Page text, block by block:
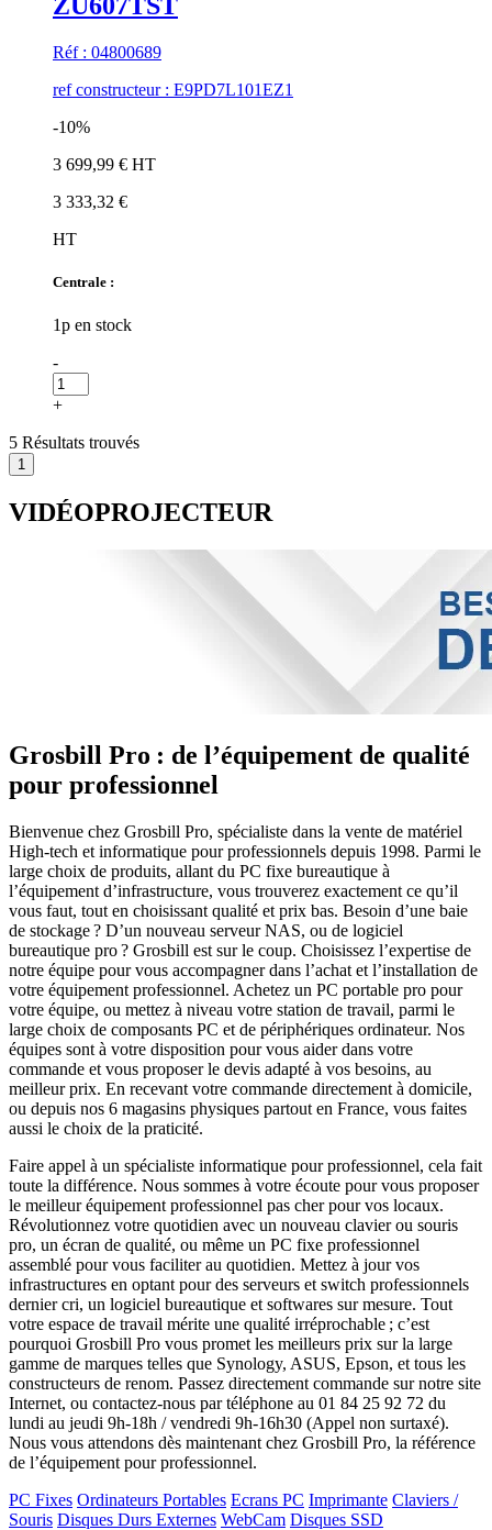
Réf : 04800689
ref constructeur : E9PD7L101EZ1
-10%
3 699,99 € HT
3 333,32 €
HT
Centrale :
1p en stock
-
+
5 Résultats trouvés
VIDÉOPROJECTEUR
Grosbill Pro : de l’équipement de qualité
pour professionnel
Bienvenue chez Grosbill Pro, spécialiste dans la vente de matériel
High-tech et informatique pour professionnels depuis 1998. Parmi le
large choix de produits, allant du PC fixe bureautique à
l’équipement d’infrastructure, vous trouverez exactement ce qu’il
vous faut, tout en choisissant qualité et prix bas. Besoin d’une baie
de stockage ? D’un nouveau serveur NAS, ou de logiciel
bureautique pro ? Grosbill est sur le coup. Choisissez l’expertise de
notre équipe pour vous accompagner dans l’achat et l’installation de
votre équipement professionnel. Achetez un PC portable pro pour
votre équipe, ou mettez à niveau votre station de travail, parmi le
large choix de composants PC et de périphériques ordinateur. Nos
équipes sont à votre disposition pour vous aider dans votre
commande et vous proposer le devis adapté à vos besoins, au
meilleur prix. En recevant votre commande directement à domicile,
ou depuis nos 6 magasins physiques partout en France, vous faites
aussi le choix de la praticité.
Faire appel à un spécialiste informatique pour professionnel, cela fait
toute la différence. Nous sommes à votre écoute pour vous proposer
le meilleur équipement professionnel pas cher pour vos locaux.
Révolutionnez votre quotidien avec un nouveau clavier ou souris
pro, un écran de qualité, ou même un PC fixe professionnel
assemblé pour vous faciliter au quotidien. Mettez à jour vos
infrastructures en optant pour des serveurs et switch professionnels
dernier cri, un logiciel bureautique et softwares sur mesure. Tout
votre espace de travail mérite une qualité irréprochable ; c’est
pourquoi Grosbill Pro vous promet les meilleurs prix sur la large
gamme de marques telles que Synology, ASUS, Epson, et tous les
constructeurs de renom. Passez directement commande sur notre site
Internet, ou contactez-nous par téléphone au 01 84 25 92 72 du
lundi au jeudi 9h-18h / vendredi 9h-16h30 (Appel non surtaxé).
Nous vous attendons dès maintenant chez Grosbill Pro, la référence
de l’équipement pour professionnel.
PC Fixes Ordinateurs Portables Ecrans PC Imprimante Claviers /
Souris Disques Durs Externes WebCam Disques SSD